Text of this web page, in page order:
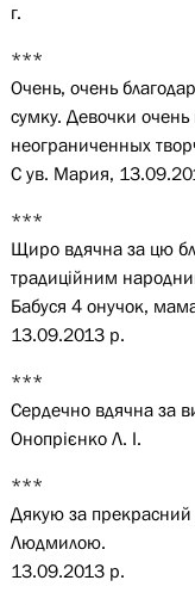
г.
***
Очень, очень
сумку. Девочки
неограниченных
С ув. Мария,
***
Щиро вдячна за цю
традиційним
Бабуся 4 онучок,
13.09.2013 р.
***
Сердечно вдячна за
Онопрієнко Л. І.
***
Дякую за
Людмилою.
13.09.2013 р.